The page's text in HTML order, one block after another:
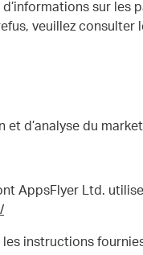
sur
veuillez consulter
d’analyse du
AppsFlyer Ltd.
les instructions